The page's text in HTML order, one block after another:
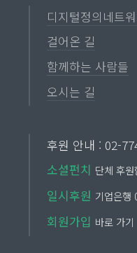
디지털정의네트
걸어온 길
함께하는 사람들
오시는 길
후원 안내 : 02-
소셜펀치 단체 후원
일시후원 기업은
회원가입 바로 가기